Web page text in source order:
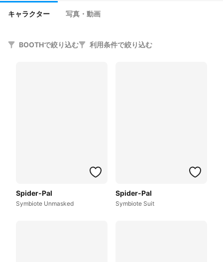
キャラクター 写真・動画
BOOTHで絞り込む 利用条件で絞り込む
Spider-Pal
Symbiote Unmasked
Spider-Pal
Symbiote Suit